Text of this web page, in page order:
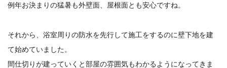
例年お決まりの猛暑も外壁面、屋根面とも安心ですね。
それから、浴室周りの防水を先行して施工をするのに壁下地を建
て始めていました。
間仕切りが建っていくと部屋の雰囲気もわかるようになってきま